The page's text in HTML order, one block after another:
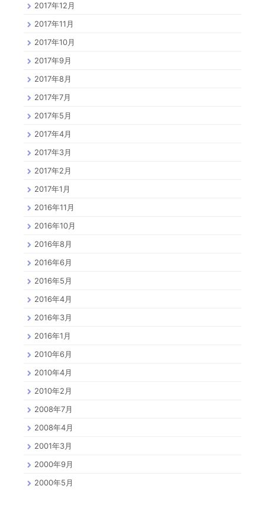
2017年12月
2017年11月
2017年10月
2017年9月
2017年8月
2017年7月
2017年5月
2017年4月
2017年3月
2017年2月
2017年1月
2016年11月
2016年10月
2016年8月
2016年6月
2016年5月
2016年4月
2016年3月
2016年1月
2010年6月
2010年4月
2010年2月
2008年7月
2008年4月
2001年3月
2000年9月
2000年5月